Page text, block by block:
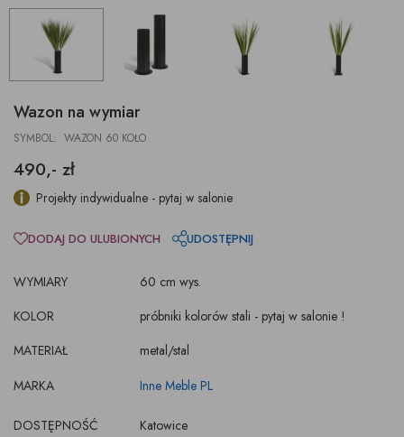
Wazon na wymiar
SYMBOL: WAZON 60 KOŁO
490,- zł
Projekty indywidualne - pytaj w salonie
WYMIARY
60 cm wys.
KOLOR
próbniki kolorów stali - pytaj w salonie !
MATERIAŁ
metal/stal
MARKA
Inne Meble PL
DOSTĘPNOŚĆ
Katowice
DODAJ DO ULUBIONYCH UDOSTĘPNIJ